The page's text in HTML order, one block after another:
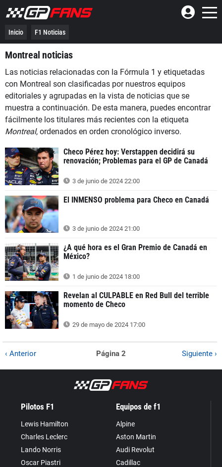
Inicio F1 Noticias
Montreal noticias
Las noticias relacionadas con la Fórmula 1 y etiquetadas
con Montreal son clasificadas por nuestros equipos
editoriales y agrupadas en la vista de noticias que se
muestra a continuación. De esta manera, puedes encontrar
fácilmente los titulares más recientes con la etiqueta
Montreal, ordenados en orden cronológico inverso.
Checo Pérez hoy: Verstappen decidirá su
renovación; Problemas para el GP de Canadá
3 de junio de 2024 22:00
El INMENSO problema para Checo en Canadá
3 de junio de 2024 21:00
¿A qué hora es el Gran Premio de Canadá en
México?
1 de junio de 2024 18:00
Revelan al CULPABLE en Red Bull del terrible
momento de Checo
29 de mayo de 2024 17:00
‹ Anterior Página 2 Siguiente ›
Pilotos F1
Lewis Hamilton
Charles Leclerc
Lando Norris
Oscar Piastri
Equipos de f1
Alpine
Aston Martin
Audi Revolut
Cadillac